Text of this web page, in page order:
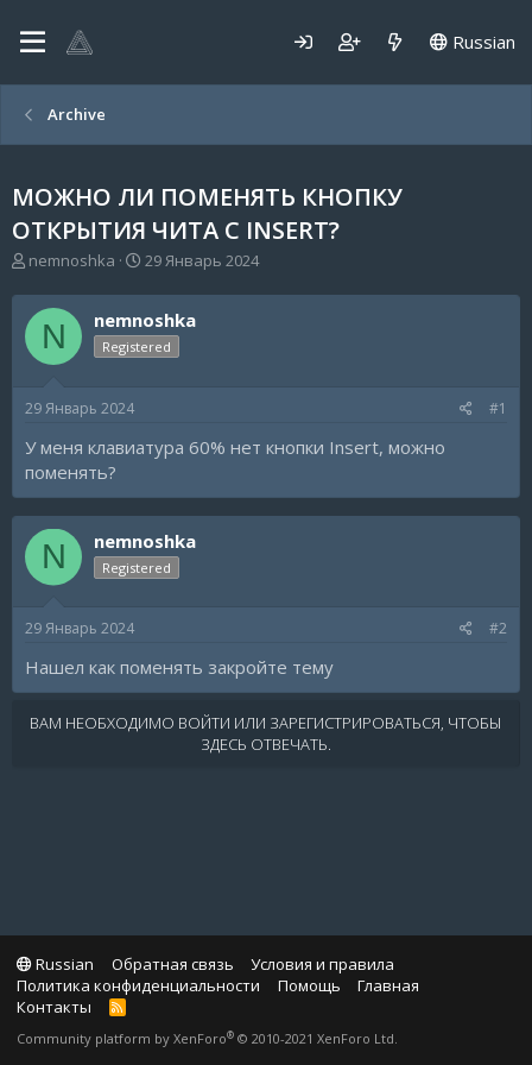
Russian
Archive
МОЖНО ЛИ ПОМЕНЯТЬ КНОПКУ
ОТКРЫТИЯ ЧИТА С INSERT?
А
т
о
р
т
м
nemnoshka
Д
т
а
н
а
29 Январь 2024
N nemnoshka
Registered
29 Январь 2024 #1
У меня клавиатура 60% нет кнопки Insert, можно
поменять?
N nemnoshka
Registered
29 Январь 2024 #2
Нашел как поменять закройте тему
ВАМ НЕОБХОДИМО ВОЙТИ ИЛИ ЗАРЕГИСТРИРОВАТЬСЯ, ЧТОБЫ
ЗДЕСЬ ОТВЕЧАТЬ.
Russian Обратная связь
Условия и правила
Политика конфиденциальности
Помощь
Главная
Контакты
R
S
Community platform by XenForo® © 2010-2021 XenForo Ltd.